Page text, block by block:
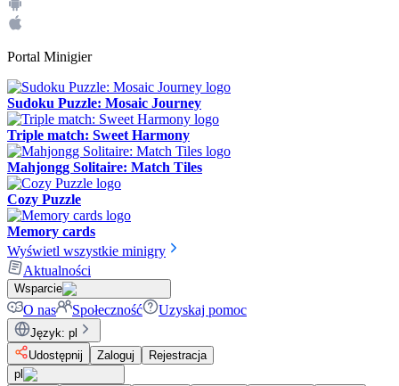
Portal Minigier
Sudoku Puzzle: Mosaic Journey
Triple match: Sweet Harmony
Mahjongg Solitaire: Match Tiles
Cozy Puzzle
Memory cards
Wyświetl wszystkie minigry
Aktualności
Wsparcie
O nas Społeczność Uzyskaj pomoc
Język: pl
Udostępnij
Zaloguj
Rejestracja
pl